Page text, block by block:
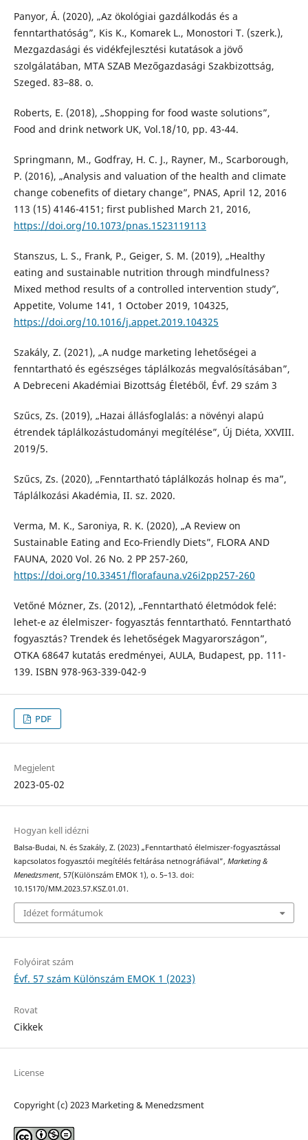
Panyor, Á. (2020), „Az ökológiai gazdálkodás és a
fenntarthatóság”, Kis K., Komarek L., Monostori T. (szerk.),
Mezgazdasági és vidékfejlesztési kutatások a jövő
szolgálatában, MTA SZAB Mezőgazdasági Szakbizottság,
Szeged. 83–88. o.
Roberts, E. (2018), „Shopping for food waste solutions”,
Food and drink network UK, Vol.18/10, pp. 43-44.
Springmann, M., Godfray, H. C. J., Rayner, M., Scarborough,
P. (2016), „Analysis and valuation of the health and climate
change cobenefits of dietary change”, PNAS, April 12, 2016
113 (15) 4146-4151; first published March 21, 2016,
https://doi.org/10.1073/pnas.1523119113
Stanszus, L. S., Frank, P., Geiger, S. M. (2019), „Healthy
eating and sustainable nutrition through mindfulness?
Mixed method results of a controlled intervention study”,
Appetite, Volume 141, 1 October 2019, 104325,
https://doi.org/10.1016/j.appet.2019.104325
Szakály, Z. (2021), „A nudge marketing lehetőségei a
fenntartható és egészséges táplálkozás megvalósításában”,
A Debreceni Akadémiai Bizottság Életéből, Évf. 29 szám 3
Szűcs, Zs. (2019), „Hazai állásfoglalás: a növényi alapú
étrendek táplálkozástudományi megítélése”, Új Diéta, XXVIII.
2019/5.
Szűcs, Zs. (2020), „Fenntartható táplálkozás holnap és ma”,
Táplálkozási Akadémia, II. sz. 2020.
Verma, M. K., Saroniya, R. K. (2020), „A Review on
Sustainable Eating and Eco-Friendly Diets”, FLORA AND
FAUNA, 2020 Vol. 26 No. 2 PP 257-260,
https://doi.org/10.33451/florafauna.v26i2pp257-260
Vetőné Mózner, Zs. (2012), „Fenntartható életmódok felé:
lehet-e az élelmiszer- fogyasztás fenntartható. Fenntartható
fogyasztás? Trendek és lehetőségek Magyarországon”,
OTKA 68647 kutatás eredményei, AULA, Budapest, pp. 111-
139. ISBN 978-963-339-042-9
PDF
Megjelent
2023-05-02
Hogyan kell idézni
Balsa-Budai, N. és Szakály, Z. (2023) „Fenntartható élelmiszer-fogyasztással
kapcsolatos fogyasztói megítélés feltárása netnográfiával”, Marketing &
Menedzsment, 57(Különszám EMOK 1), o. 5–13. doi:
10.15170/MM.2023.57.KSZ.01.01.
Idézet formátumok
Folyóirat szám
Évf. 57 szám Különszám EMOK 1 (2023)
Rovat
Cikkek
License
Copyright (c) 2023 Marketing & Menedzsment